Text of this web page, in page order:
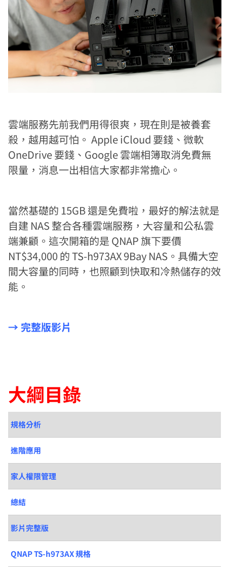
雲端服務先前我們用得很爽，現在則是被養套
殺，越用越可怕。 Apple iCloud 要錢、微軟
OneDrive 要錢、Google 雲端相簿取消免費無
限量，消息一出相信大家都非常擔心。
當然基礎的 15GB 還是免費啦，最好的解法就是
自建 NAS 整合各種雲端服務，大容量和公私雲
端兼顧。這次開箱的是 QNAP 旗下要價
NT$34,000 的 TS-h973AX 9Bay NAS。具備大空
間大容量的同時，也照顧到快取和冷熱儲存的效
能。
→ 完整版影片
大綱目錄
規格分析
進階應用
家人權限管理
總結
影片完整版
QNAP TS-h973AX 規格